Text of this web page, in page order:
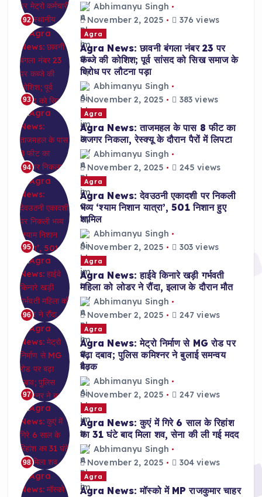
92
Abhimanyu Singh
November 2, 2025
376 views
93
Agra
Agra News: छावनी बंगला नंबर 23 पर
कब्जे की कोशिश; पूर्व सांसद को सिख समाज के
विरोध पर लौटना पड़ा
Abhimanyu Singh
November 2, 2025
383 views
94
Agra
Agra News: ताजमहल के पास 8 फीट का
अजगर निकला, रेस्क्यू के दौरान पैरों में लिपटा
Abhimanyu Singh
November 2, 2025
245 views
95
Agra
Agra News: देवउठनी एकादशी पर निकली
भव्य ‘श्याम निशान यात्रा’, 501 निशान हुए
शामिल
Abhimanyu Singh
November 2, 2025
303 views
96
Agra
Agra News: हाईवे किनारे खड़ी गर्भवती
महिला को लोडर ने रौंदा, इलाज के दौरान मौत
Abhimanyu Singh
November 2, 2025
247 views
97
Agra
Agra News: मेट्रो निर्माण से MG रोड पर
बढ़ा दबाव; पुलिस कमिश्नर ने बुलाई समन्वय
बैठक
Abhimanyu Singh
November 2, 2025
247 views
98
Agra
Agra News: कुएं में गिरे 6 साल के रिहांश
का 31 घंटे बाद मिला शव, सेना की ली गई मदद
Abhimanyu Singh
November 2, 2025
304 views
Agra
Agra News: मॉस्को में MP राजकुमार चाहर